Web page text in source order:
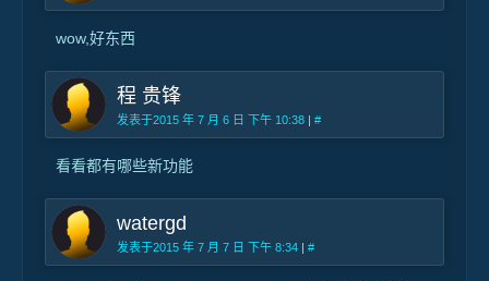
wow,好东西
程 贵锋
发表于2015 年 7 月 6 日 下午 10:38 | #
看看都有哪些新功能
watergd
发表于2015 年 7 月 7 日 下午 8:34 | #